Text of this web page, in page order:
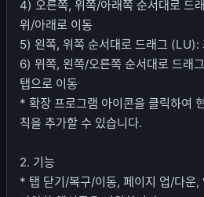
4) 오른쪽, 위쪽/아래쪽 순서대로 드
위/아래로 이동
5) 왼쪽, 위쪽 순서대로 드래그 (LU):
6) 위쪽, 왼쪽/오른쪽 순서대로 드래
탭으로 이동
* 확장 프로그램 아이콘을 클릭하여
칙을 추가할 수 있습니다.
2. 기능
* 탭 닫기/복구/이동, 페이지 업/다운,